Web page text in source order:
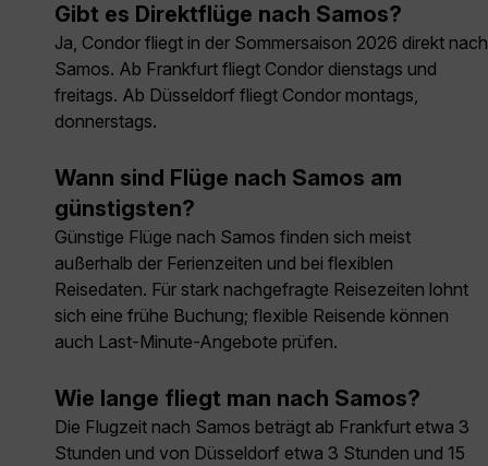
Gibt es Direktflüge nach Samos?
Ja, Condor fliegt in der Sommersaison 2026 direkt nach
Samos. Ab Frankfurt fliegt Condor dienstags und
freitags. Ab Düsseldorf fliegt Condor montags,
donnerstags.
Wann sind Flüge nach Samos am
günstigsten?
Günstige Flüge nach Samos finden sich meist
außerhalb der Ferienzeiten und bei flexiblen
Reisedaten. Für stark nachgefragte Reisezeiten lohnt
sich eine frühe Buchung; flexible Reisende können
auch Last-Minute-Angebote prüfen.
Wie lange fliegt man nach Samos?
Die Flugzeit nach Samos beträgt ab Frankfurt etwa 3
Stunden und von Düsseldorf etwa 3 Stunden und 15